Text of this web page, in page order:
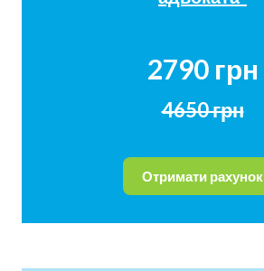
2790 грн
4650 грн
Отримати рахунок